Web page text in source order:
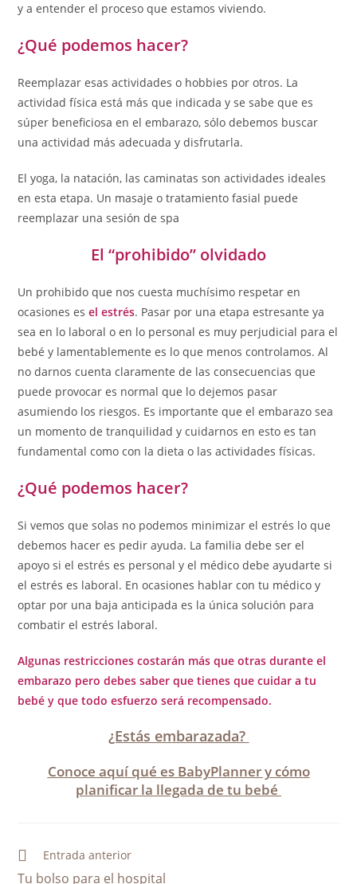
y a entender el proceso que estamos viviendo.
¿Qué podemos hacer?
Reemplazar esas actividades o hobbies por otros. La
actividad física está más que indicada y se sabe que es
súper beneficiosa en el embarazo, sólo debemos buscar
una actividad más adecuada y disfrutarla.
El yoga, la natación, las caminatas son actividades ideales
en esta etapa. Un masaje o tratamiento fasial puede
reemplazar una sesión de spa
El “prohibido” olvidado
Un prohibido que nos cuesta muchísimo respetar en
ocasiones esel estrés. Pasar por una etapa estresante ya
sea en lo laboral o en lo personal es muy perjudicial para el
bebé y lamentablemente es lo que menos controlamos. Al
no darnos cuenta claramente de las consecuencias que
puede provocar es normal que lo dejemos pasar
asumiendo los riesgos. Es importante que el embarazo sea
un momento de tranquilidad y cuidarnos en esto es tan
fundamental como con la dieta o las actividades físicas.
¿Qué podemos hacer?
Si vemos que solas no podemos minimizar el estrés lo que
debemos hacer es pedir ayuda. La familia debe ser el
apoyo si el estrés es personal y el médico debe ayudarte si
el estrés es laboral. En ocasiones hablar con tu médico y
optar por una baja anticipada es la única solución para
combatir el estrés laboral.
Algunas restricciones costarán más que otras durante el
embarazo pero debes saber que tienes que cuidar a tu
bebé y que todo esfuerzo será recompensado.
¿Estás embarazada?
Conoce aquí qué es BabyPlanner y cómo
planificar la llegada de tu bebé
Entrada anterior
Tu bolso para el hospital